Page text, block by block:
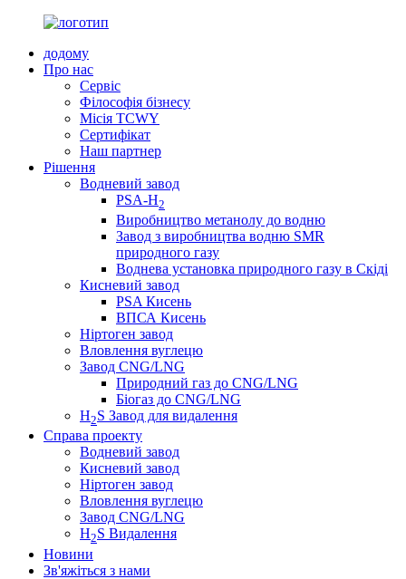
додому
Про нас
Сервіс
Філософія бізнесу
Місія TCWY
Сертифікат
Наш партнер
Рішення
Водневий завод
PSA-H2
Виробництво метанолу до водню
Завод з виробництва водню SMR
природного газу
Воднева установка природного газу в Скіді
Кисневий завод
PSA Кисень
ВПСА Кисень
Ніртоген завод
Вловлення вуглецю
Завод CNG/LNG
Природний газ до CNG/LNG
Біогаз до CNG/LNG
H2S Завод для видалення
Справа проекту
Водневий завод
Кисневий завод
Ніртоген завод
Вловлення вуглецю
Завод CNG/LNG
H2S Видалення
Новини
Зв'яжіться з нами